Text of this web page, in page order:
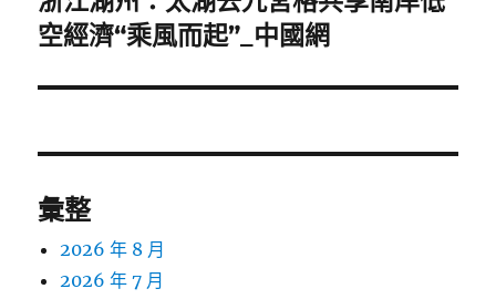
一
文
空經濟“乘風而起”_中國網
彙整
2026 年 8 月
2026 年 7 月